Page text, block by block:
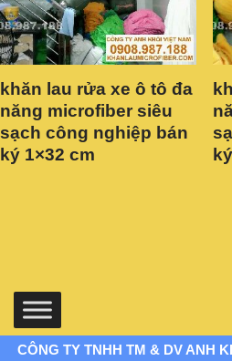
khăn lau rửa xe ô tô đa
năng microfiber siêu
sạch công nghiệp bán
ký 1×32 cm
CÔNG TY TNHH TM & DV ANH